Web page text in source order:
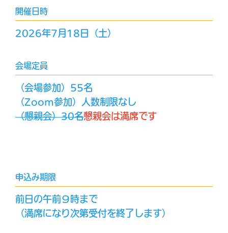
開催日時
2026年7月18日（土）
会場定員
（会場参加）55名
（Zoom参加）人数制限なし
（懇親会）30名懇親会は満席です
申込み期限
前日の午前９時まで
（満席になり次第受付を終了します）